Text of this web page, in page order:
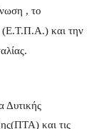
, το
(Ε.Τ.Π.Α.) και την
Δυτικής
και τις